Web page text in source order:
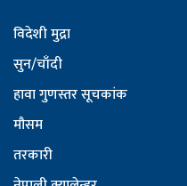
विदेशी मुद्रा
सुन/चाँदी
हावा गुणस्तर सूचकांक
मौसम
तरकारी